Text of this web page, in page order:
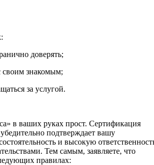
доверять;
своим знакомым;
за услугой.
в ваших руках прост. Сертификация
подтверждает вашу
и высокую
Тем самым, заявляете, что
правилах: